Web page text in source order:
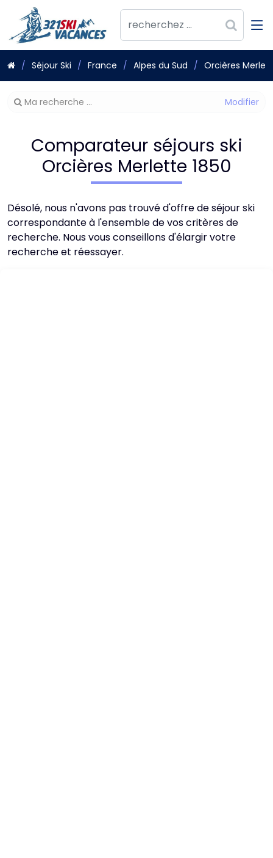
Séjour Ski France Alpes du Sud Orcières
Modifier
Ma recherche ...
Comparateur séjours ski
Orcières Merlette 1850
Désolé, nous n'avons pas trouvé d'offre de séjour ski
correspondante à l'ensemble de vos critères de
recherche. Nous vous conseillons d'élargir votre
recherche et réessayer.